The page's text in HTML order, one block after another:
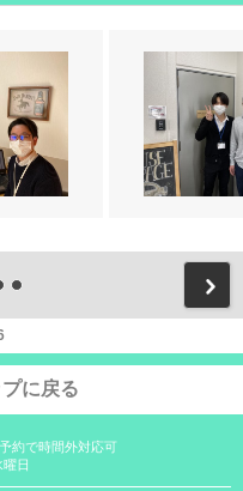
に戻る
約で時間外対応可
日